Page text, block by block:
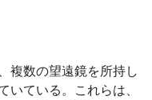
複数の望遠鏡を所持し
ている。これらは、